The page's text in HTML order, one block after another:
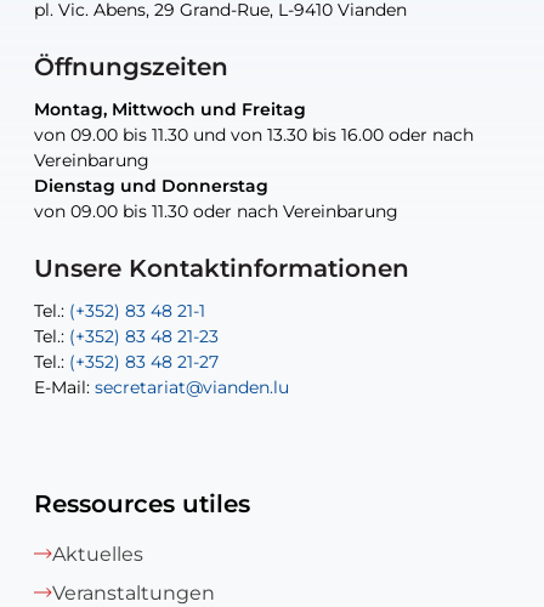
pl. Vic. Abens, 29 Grand-Rue, L-9410 Vianden
Öffnungszeiten
Montag, Mittwoch und Freitag
von 09.00 bis 11.30 und von 13.30 bis 16.00 oder nach
Vereinbarung
Dienstag und Donnerstag
von 09.00 bis 11.30 oder nach Vereinbarung
Unsere Kontaktinformationen
Tel.: (+352) 83 48 21-1
Tel.: (+352) 83 48 21-23
Tel.: (+352) 83 48 21-27
E-Mail: secretariat@vianden.lu
pl. Vic. Abens, 29 Grand-Rue, L-9410 Vianden
Montag, Mittwoch und Freitag
von 09.00 bis 11.30 und von 13.30 bis 16.00 oder nach
Vereinbarung
Dienstag und Donnerstag
von 09.00 bis 11.30 oder nach Vereinbarung
Tel.: (+352) 83 48 21-20
Tel.: (+352) 83 48 21-22
E-Mail:sofia.carvalho@vianden.lu
E-Mail: diane.storn@vianden.lu
pl. Vic. Abens, 29 Grand-Rue, L-9410 Vianden
nur nach Vereinbarung
Tel.: (+352) 83 48 21-24
pl. Vic. Abens, 29 Grand-Rue, L-9410 Vianden
nur nach Vereinbarung
E-Mail: aisha.abdullah@vianden.lu
E-Mail:jos.cormemans@vianden.lu
30, rue Neugarten, L-9422 Vianden
nur nach Vereinbarung
Tel.: (+352) 83 48 21-51
E-Mail:atelier@vianden.lu
Ressources utiles
Aktuelles
Veranstaltungen